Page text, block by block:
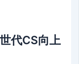
代CS向上